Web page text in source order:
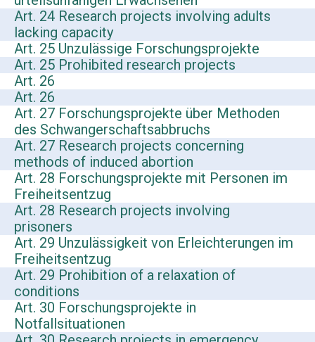
Art. 24 Research projects involving adults
lacking capacity
Art. 25 Unzulässige Forschungsprojekte
Art. 25 Prohibited research projects
Art. 26
Art. 26
Art. 27 Forschungsprojekte über Methoden
des Schwangerschaftsabbruchs
Art. 27 Research projects concerning
methods of induced abortion
Art. 28 Forschungsprojekte mit Personen im
Freiheitsentzug
Art. 28 Research projects involving
prisoners
Art. 29 Unzulässigkeit von Erleichterungen im
Freiheitsentzug
Art. 29 Prohibition of a relaxation of
conditions
Art. 30 Forschungsprojekte in
Notfallsituationen